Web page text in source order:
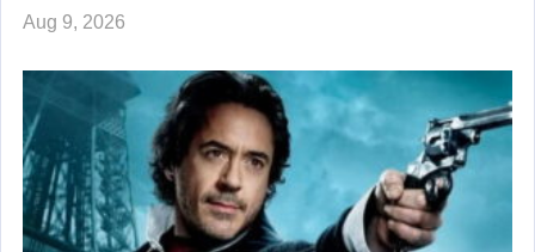
Aug 9, 2026